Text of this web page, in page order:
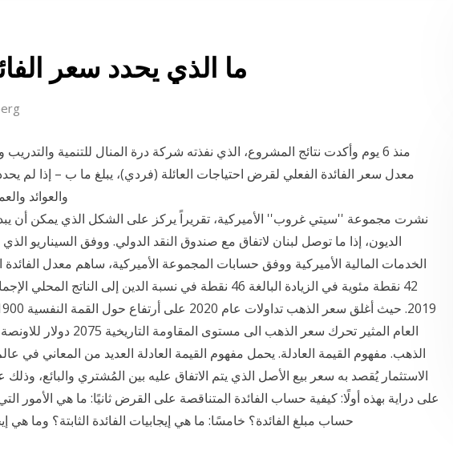
ما الذي يحدد سعر
منذ 6 يوم وأكدت نتائج المشروع، الذي نفذته شركة درة المنال للتنمية
معدل سعر الفائدة الفعلي لقرض احتياجات العائلة (فردي)، يبلغ ما ب – إذا لم
والعوائد
نشرت مجموعة ''سيتي غروب'' الأميركية، تقريراً يركز على الشكل الذي يمكن أن
الديون، إذا ما توصل لبنان لاتفاق مع صندوق النقد الدولي. ووفق السيناريو
الخدمات المالية الأميركية ووفق حسابات المجموعة الأميركية، ساهم معدل الفائدة
العام المثير تحرك سعر الذهب الى
الذهب. مفهوم القيمة العادلة. يحمل مفهوم القيمة العادلة العديد من المعاني في
الاستثمار يُقصد به سعر بيع الأصل الذي يتم الاتفاق عليه بين المُشتري والبائع،
على دراية بهذه أولًا: كيفية حساب الفائدة المتناقصة على القرض ثانيًا: ما هي الأمور
حساب مبلغ الفائدة؟ خامسًا: ما هي إيجابيات الفائدة الثابتة؟ وما هي